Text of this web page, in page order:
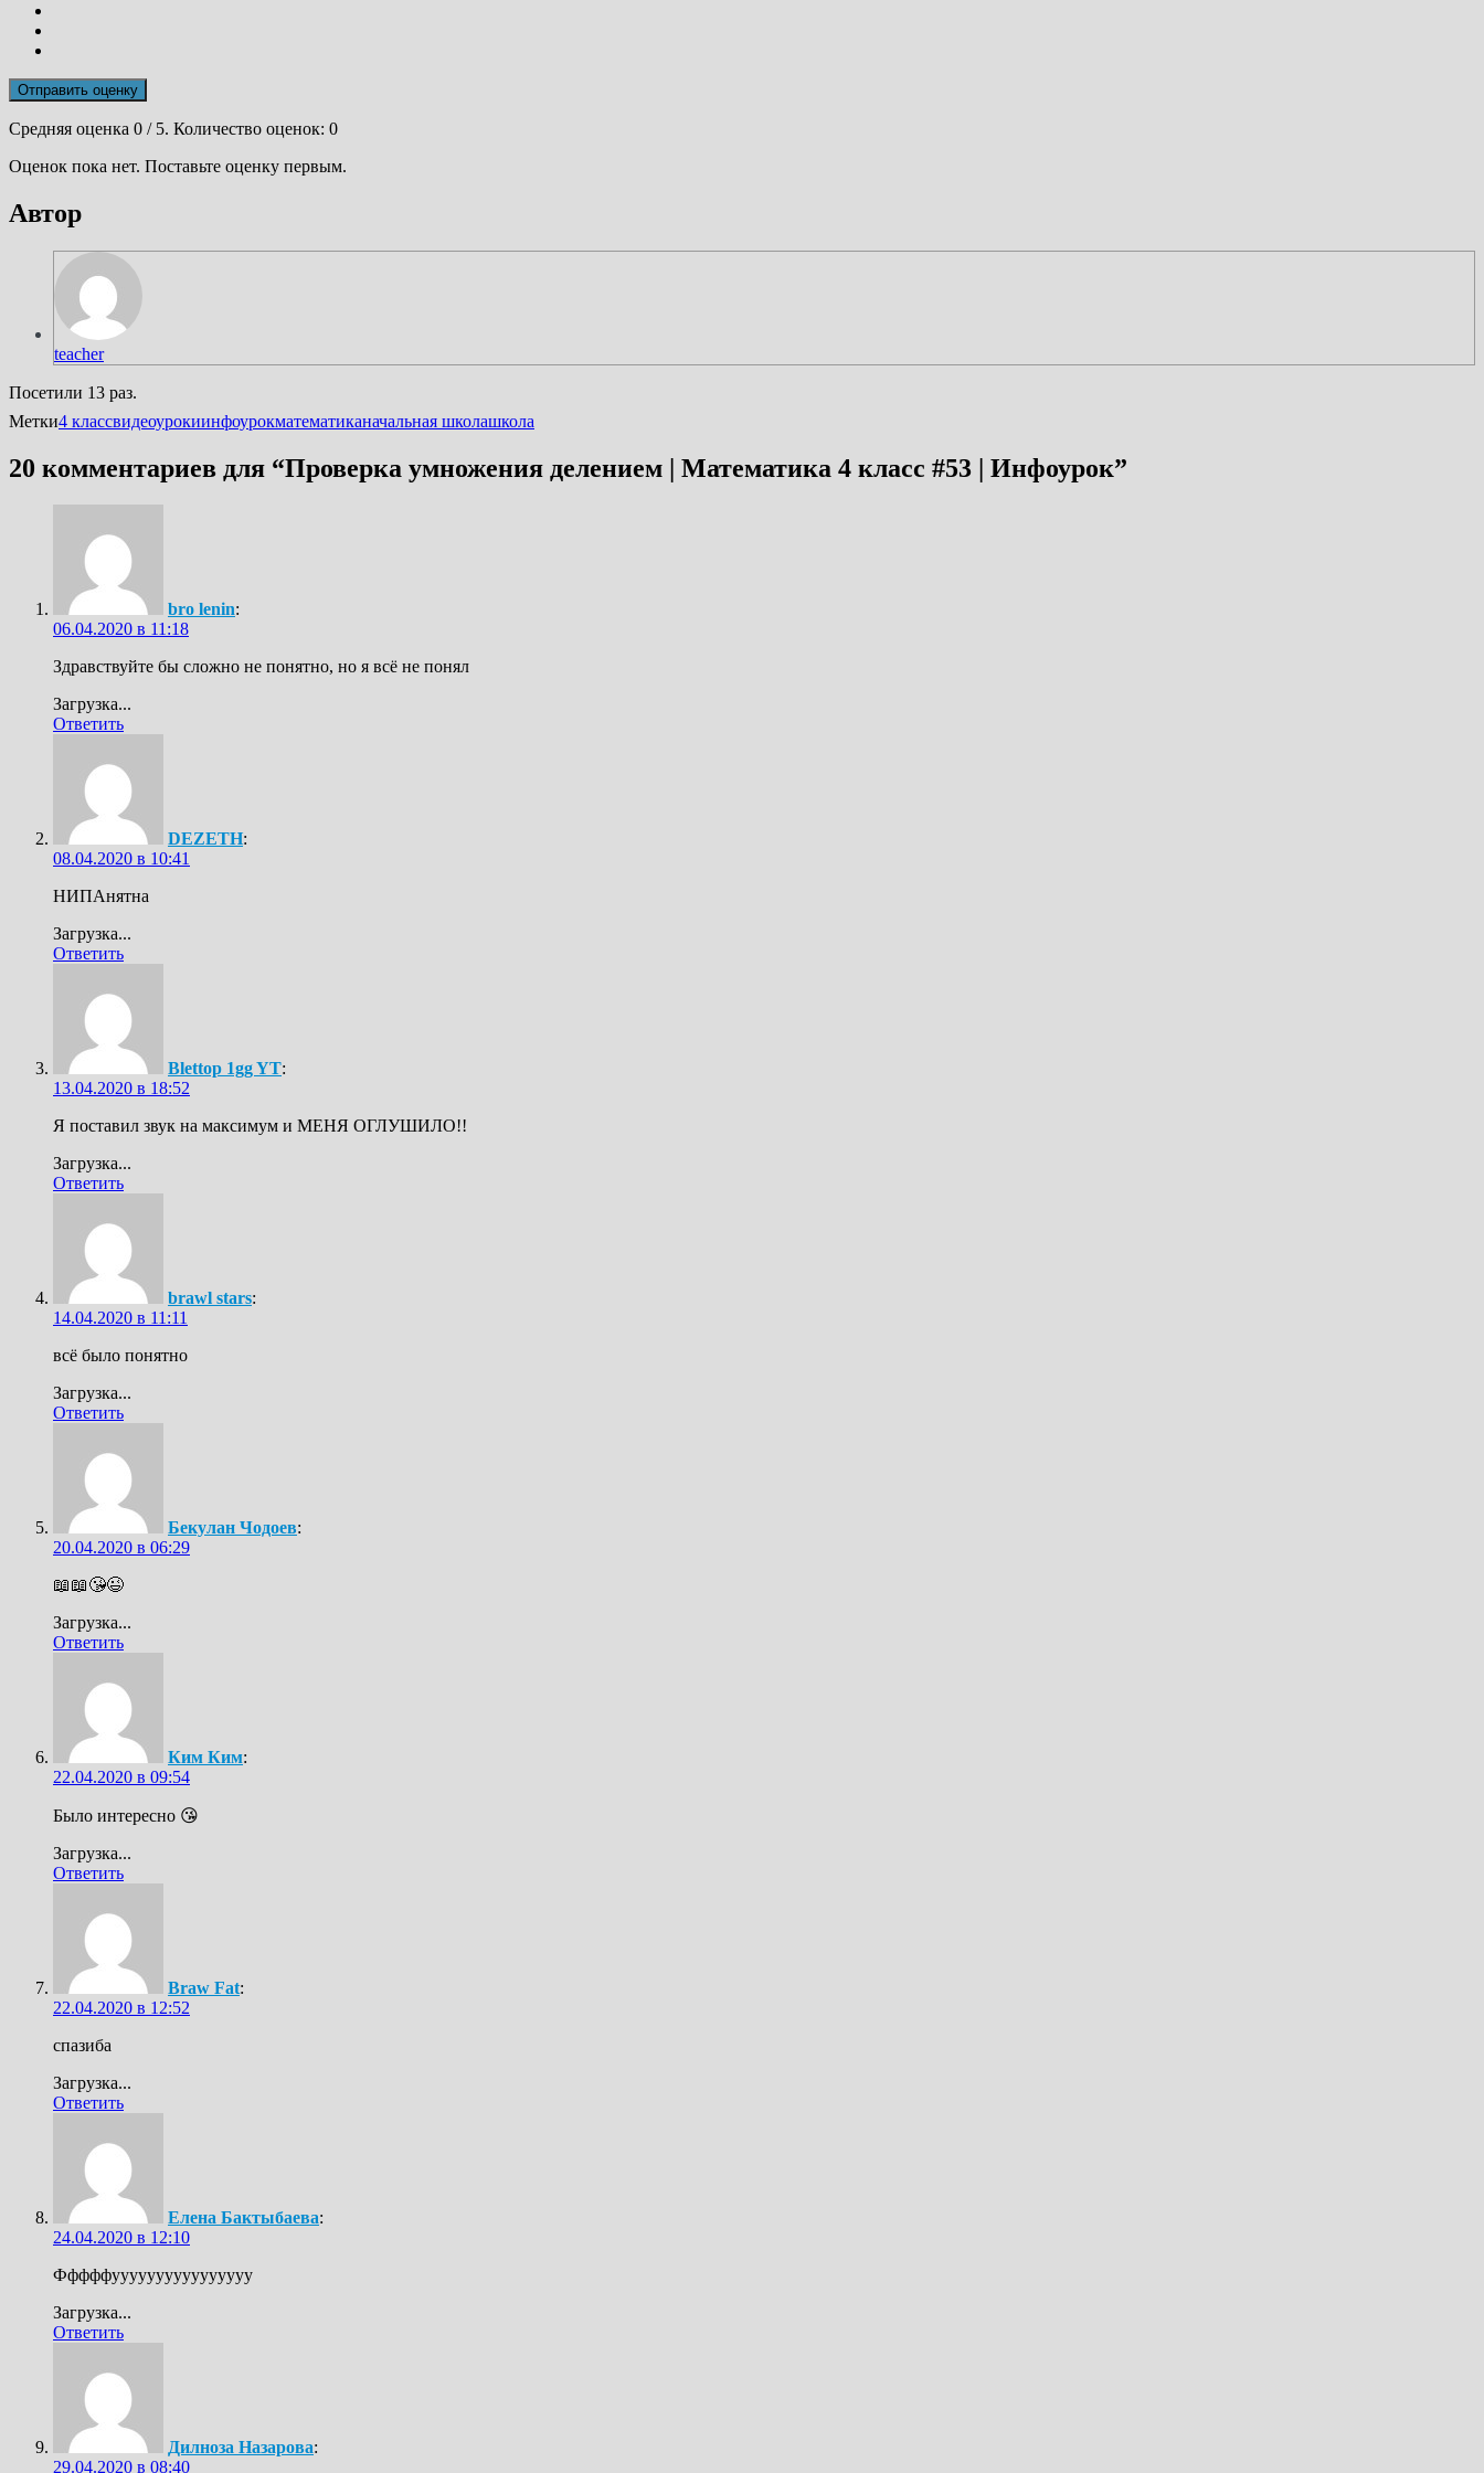
Отправить оценку
Средняя оценка 0 / 5. Количество оценок: 0
Оценок пока нет. Поставьте оценку первым.
Автор
teacher
Посетили 13 раз.
Метки4 классвидеоурокиинфоурокматематиканачальная школашкола
20 комментариев для “Проверка умножения делением | Математика 4 класс #53 | Инфоурок”
bro lenin:
06.04.2020 в 11:18
Здравствуйте бы сложно не понятно, но я всё не понял
Загрузка...
Ответить
DEZETH:
08.04.2020 в 10:41
НИПАнятна
Загрузка...
Ответить
Blettop 1gg YT:
13.04.2020 в 18:52
Я поставил звук на максимум и МЕНЯ ОГЛУШИЛО!!
Загрузка...
Ответить
brawl stars:
14.04.2020 в 11:11
всё было понятно
Загрузка...
Ответить
Бекулан Чодоев:
20.04.2020 в 06:29
📖📖😘😉
Загрузка...
Ответить
Ким Ким:
22.04.2020 в 09:54
Было интересно 😘
Загрузка...
Ответить
Braw Fat:
22.04.2020 в 12:52
спазиба
Загрузка...
Ответить
Елена Бактыбаева:
24.04.2020 в 12:10
Фффффуууууууууууууууу
Загрузка...
Ответить
Дилноза Назарова:
29.04.2020 в 08:40